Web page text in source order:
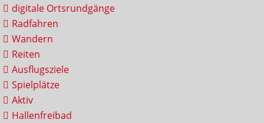
digitale Ortsrundgänge
Radfahren
Wandern
Reiten
Ausflugsziele
Spielplätze
Aktiv
Hallenfreibad